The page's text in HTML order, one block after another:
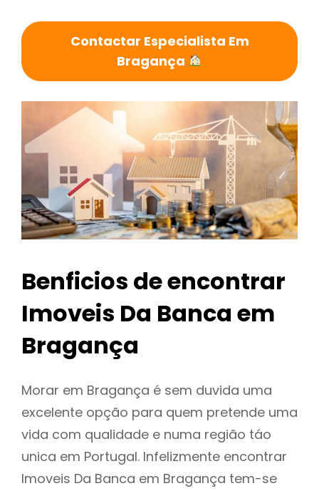
Contactar Especialista Em
Bragança
Benficios de encontrar
Imoveis Da Banca em
Bragança
Morar em Bragança é sem duvida uma
excelente opção para quem pretende uma
vida com qualidade e numa região táo
unica em Portugal. Infelizmente encontrar
Imoveis Da Banca em Bragança tem-se